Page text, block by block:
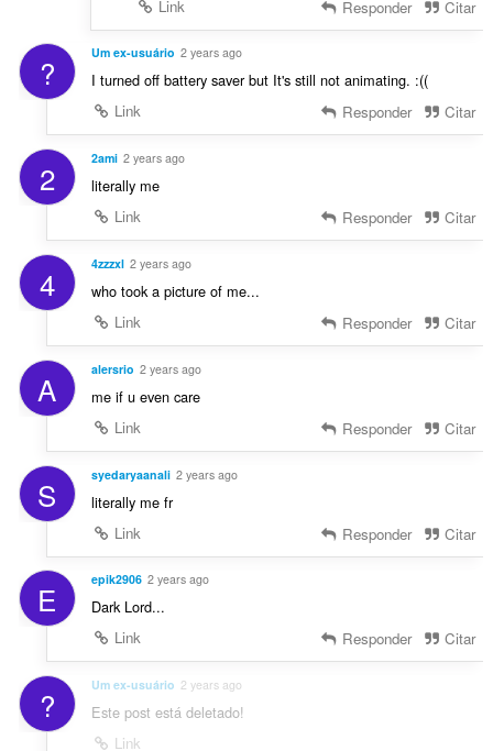
Link Responder Citar
? Um ex-usuário 2 years ago
I turned off battery saver but It's still not animating. :((
Link
Responder Citar
2 2ami 2 years ago
literally me
Link
Responder Citar
4 4zzzxl 2 years ago
who took a picture of me...
Link
Responder Citar
A alersrio 2 years ago
me if u even care
Link
Responder Citar
S syedaryaanali 2 years ago
literally me fr
Link
Responder Citar
E epik2906 2 years ago
Dark Lord...
Link
Responder Citar
? Um ex-usuário 2 years ago
Este post está deletado!
Link